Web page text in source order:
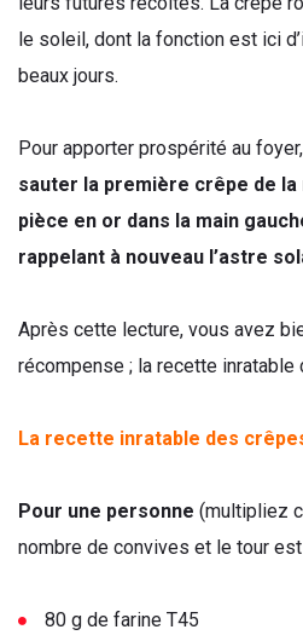
le soleil, dont la fonction est ici
beaux jours.
Pour apporter prospérité au foyer,
sauter la première crêpe de la
pièce en or dans la main
rappelant à nouveau l’astre
Après cette lecture, vous avez
récompense ; la recette inratable
La recette inratable des
Pour une personne (multipliez
nombre de convives et le tour
80 g de farine T45